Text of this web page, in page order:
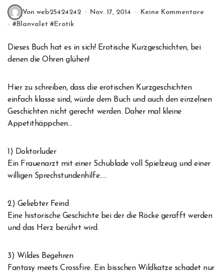
Von web25424242 Nov. 17, 2014
Keine Kommentare
#Blanvalet #Erotik
Dieses Buch hat es in sich! Erotische Kurzgeschichten, bei
denen die Ohren glühen!
Hier zu schreiben, dass die erotischen Kurzgeschichten
einfach klasse sind, würde dem Buch und auch den einzelnen
Geschichten nicht gerecht werden. Daher mal kleine
Appetithäppchen…
1) Doktorluder
Ein Frauenarzt mit einer Schublade voll Spielzeug und einer
willigen Sprechstundenhilfe…..
2) Geliebter Feind
Eine historische Geschichte bei der die Röcke gerafft werden
und das Herz berührt wird.
3) Wildes Begehren
Fantasy meets Crossfire. Ein bisschen Wildkatze schadet nur